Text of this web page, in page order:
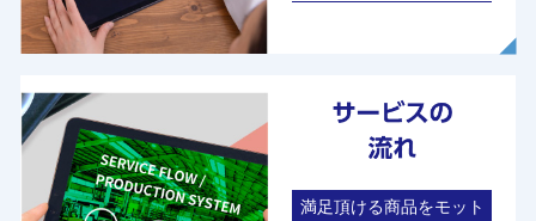
満足頂ける商品をモット